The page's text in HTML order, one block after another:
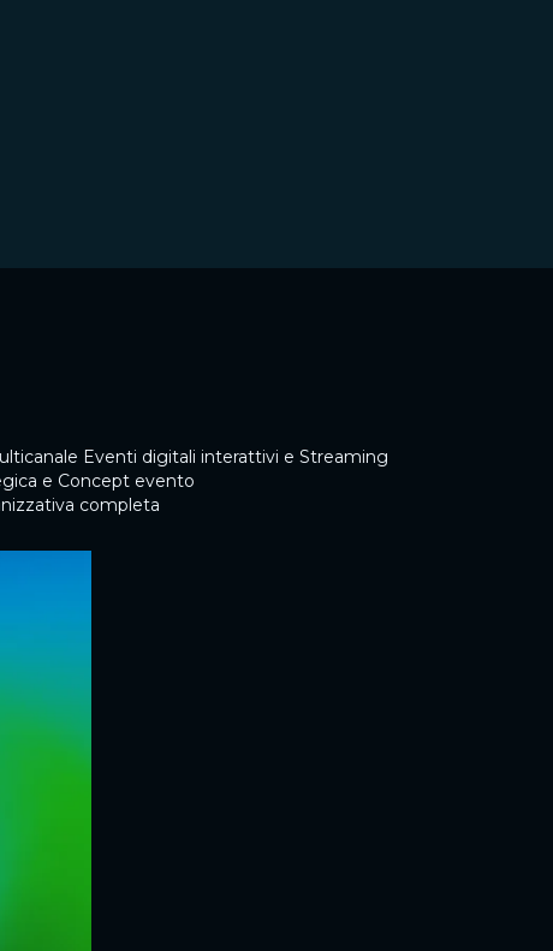
Eventi digitali interattivi e Streaming
e Concept evento
completa